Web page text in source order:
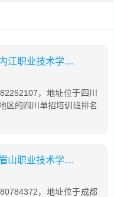
四川单招培训班排名内江，四川内江职业技术学校单招
，地址位于四川
区的四川单招培训班排名
四川单招培训班排名眉山，四川眉山职业技术学院单招
，地址位于成都